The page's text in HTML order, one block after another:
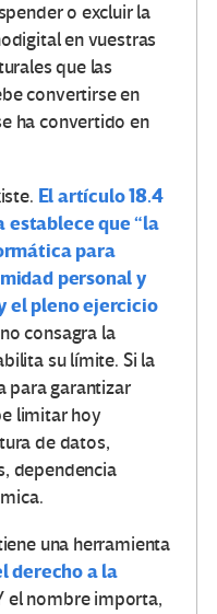
o excluir la
en vuestras
que las
convertirse en
ha convertido en
El artículo 18.4
establece que “la
para
personal y
el pleno ejercicio
consagra la
su límite. Si la
para garantizar
limitar hoy
de datos,
dependencia
una herramienta
derecho a la
el nombre importa,